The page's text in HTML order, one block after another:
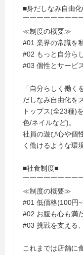
■身だしなみ自由
￣￣￣￣￣￣￣￣
≪制度の概要≫
#01 業界の常識を
#02 もっと自分ら
#03 個性とサービ
「自分らしく働
だしなみ自由化を
トップス(全23種)
色/ネイルなど)。
社員の遊び心や個
く働けるような環
■社食制度■
￣￣￣￣￣￣￣￣
≪制度の概要≫
#01 低価格(100円
#02 お腹も心も満
#03 挑戦を支える
これまでは店舗に